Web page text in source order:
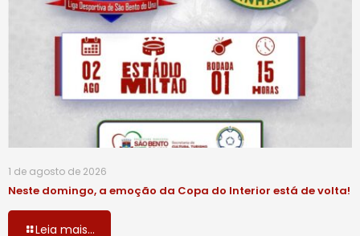
1 de agosto de 2026
Neste domingo, a emoção da Copa do Interior está de volta!
Leia mais...